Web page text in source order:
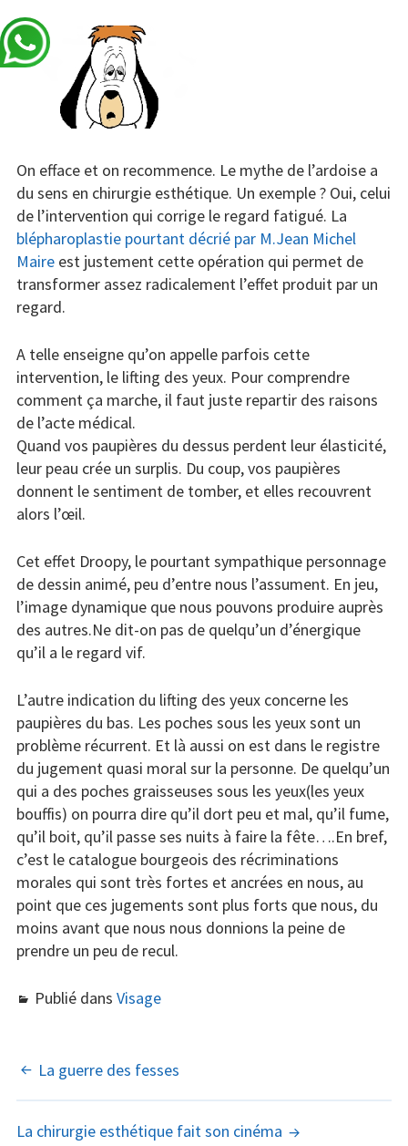
On efface et on recommence. Le mythe de l’ardoise a
du sens en chirurgie esthétique. Un exemple ? Oui, celui
de l’intervention qui corrige le regard fatigué. La
blépharoplastie pourtant décrié par M.Jean Michel
Maireest justement cette opération qui permet de
transformer assez radicalement l’effet produit par un
regard.
A telle enseigne qu’on appelle parfois cette
intervention, le lifting des yeux. Pour comprendre
comment ça marche, il faut juste repartir des raisons
de l’acte médical.
Quand vos paupières du dessus perdent leur élasticité,
leur peau crée un surplis. Du coup, vos paupières
donnent le sentiment de tomber, et elles recouvrent
alors l’œil.
Cet effet Droopy, le pourtant sympathique personnage
de dessin animé, peu d’entre nous l’assument. En jeu,
l’image dynamique que nous pouvons produire auprès
des autres.Ne dit-on pas de quelqu’un d’énergique
qu’il a le regard vif.
L’autre indication du lifting des yeux concerne les
paupières du bas. Les poches sous les yeux sont un
problème récurrent. Et là aussi on est dans le registre
du jugement quasi moral sur la personne. De quelqu’un
qui a des poches graisseuses sous les yeux(les yeux
bouffis) on pourra dire qu’il dort peu et mal, qu’il fume,
qu’il boit, qu’il passe ses nuits à faire la fête….En bref,
c’est le catalogue bourgeois des récriminations
morales qui sont très fortes et ancrées en nous, au
point que ces jugements sont plus forts que nous, du
moins avant que nous nous donnions la peine de
prendre un peu de recul.
Publié dans Visage
NAVIGATION
DES
ARTICLES
La guerre des fesses
La chirurgie esthétique fait son cinéma